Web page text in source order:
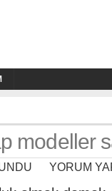
YORUM